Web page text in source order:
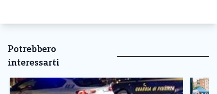
Potrebbero
interessarti